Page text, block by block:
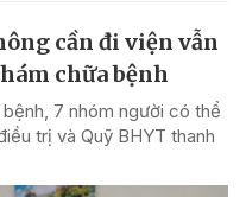
cần đi viện vẫn
chữa bệnh
7 nhóm người có thể
trị và Quỹ BHYT thanh